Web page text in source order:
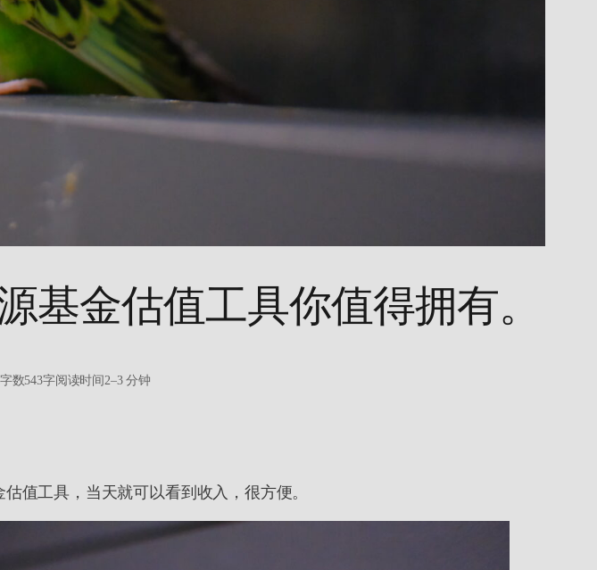
基金估值工具你值得拥有。
字数543字阅读时间 2–3 分钟
值工具，当天就可以看到收入，很方便。